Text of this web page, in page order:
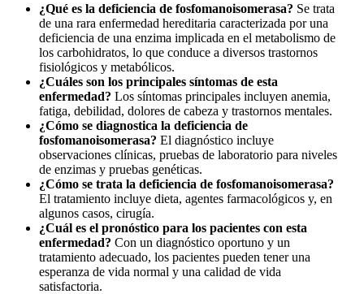
¿Qué es la deficiencia de fosfomanoisomerasa? Se trata
de una rara enfermedad hereditaria caracterizada por una
deficiencia de una enzima implicada en el metabolismo de
los carbohidratos, lo que conduce a diversos trastornos
fisiológicos y metabólicos.
¿Cuáles son los principales síntomas de esta
enfermedad? Los síntomas principales incluyen anemia,
fatiga, debilidad, dolores de cabeza y trastornos mentales.
¿Cómo se diagnostica la deficiencia de
fosfomanoisomerasa? El diagnóstico incluye
observaciones clínicas, pruebas de laboratorio para niveles
de enzimas y pruebas genéticas.
¿Cómo se trata la deficiencia de fosfomanoisomerasa?
El tratamiento incluye dieta, agentes farmacológicos y, en
algunos casos, cirugía.
¿Cuál es el pronóstico para los pacientes con esta
enfermedad? Con un diagnóstico oportuno y un
tratamiento adecuado, los pacientes pueden tener una
esperanza de vida normal y una calidad de vida
satisfactoria.